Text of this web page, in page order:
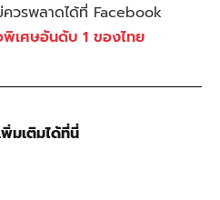
ควรพลาดได้ที่ Facebook
เศษอันดับ 1 ของไทย
มเติมได้ที่นี่